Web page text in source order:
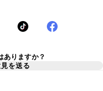
ありますか？
を送る